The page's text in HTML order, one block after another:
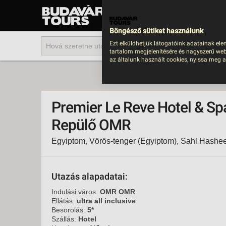
UTAZÁS
Premier Le Reve Hotel &
Repülő OMR
Egyiptom, Vörös-tenger (Egyiptom), Sahl
Utazás alapadatai:
Indulási város: OMR OMR
Ellátás: ultra all inclusive
Besorolás: 5*
Szállás: Hotel
Böngésző sütiket használunk
Ezt elküldhetjük látogatóink adatainak
tartalom megjelenítésére és nagyszerű
az általunk használt cookies, nyissa meg